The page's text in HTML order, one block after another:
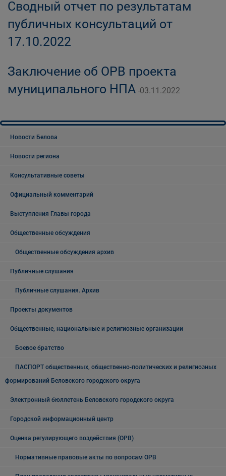
Сводный отчет по результатам
публичных консультаций от
17.10.2022
Заключение об ОРВ проекта
муниципального НПА -03.11.2022
Новости Белова
Новости региона
Консультативные советы
Официальный комментарий
Выступления Главы города
Общественные обсуждения
Общественные обсуждения архив
Публичные слушания
Публичные слушания. Архив
Проекты документов
Общественные, национальные и религиозные организации
Боевое братство
ПАСПОРТ общественных, общественно-политических и религиозных
формирований Беловского городского округа
Электронный бюллетень Беловского городского округа
Городской информационный центр
Оценка регулирующего воздействия (ОРВ)
Нормативные правовые акты по вопросам ОРВ